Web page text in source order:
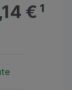
€¹